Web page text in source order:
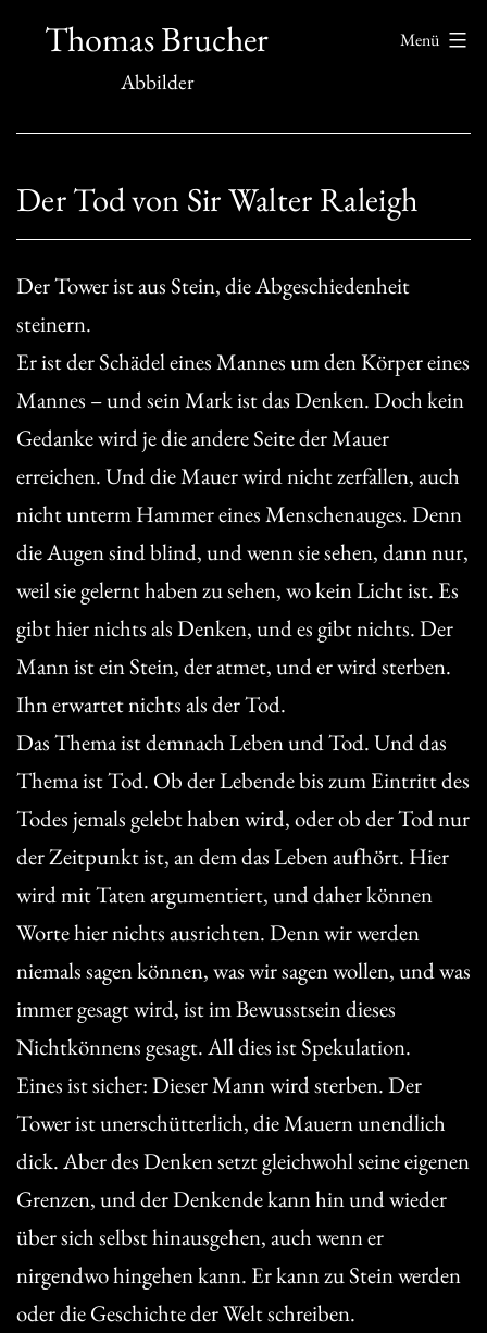
InhaltThomas Brucher
Abbilder
Menü
Der Tod von Sir Walter Raleigh
Der Tower ist aus Stein, die Abgeschiedenheit
steinern.
Er ist der Schädel eines Mannes um den Körper eines
Mannes – und sein Mark ist das Denken. Doch kein
Gedanke wird je die andere Seite der Mauer
erreichen. Und die Mauer wird nicht zerfallen, auch
nicht unterm Hammer eines Menschenauges. Denn
die Augen sind blind, und wenn sie sehen, dann nur,
weil sie gelernt haben zu sehen, wo kein Licht ist. Es
gibt hier nichts als Denken, und es gibt nichts. Der
Mann ist ein Stein, der atmet, und er wird sterben.
Ihn erwartet nichts als der Tod.
Das Thema ist demnach Leben und Tod. Und das
Thema ist Tod. Ob der Lebende bis zum Eintritt des
Todes jemals gelebt haben wird, oder ob der Tod nur
der Zeitpunkt ist, an dem das Leben aufhört. Hier
wird mit Taten argumentiert, und daher können
Worte hier nichts ausrichten. Denn wir werden
niemals sagen können, was wir sagen wollen, und was
immer gesagt wird, ist im Bewusstsein dieses
Nichtkönnens gesagt. All dies ist Spekulation.
Eines ist sicher: Dieser Mann wird sterben. Der
Tower ist unerschütterlich, die Mauern unendlich
dick. Aber des Denken setzt gleichwohl seine eigenen
Grenzen, und der Denkende kann hin und wieder
über sich selbst hinausgehen, auch wenn er
nirgendwo hingehen kann. Er kann zu Stein werden
oder die Geschichte der Welt schreiben.